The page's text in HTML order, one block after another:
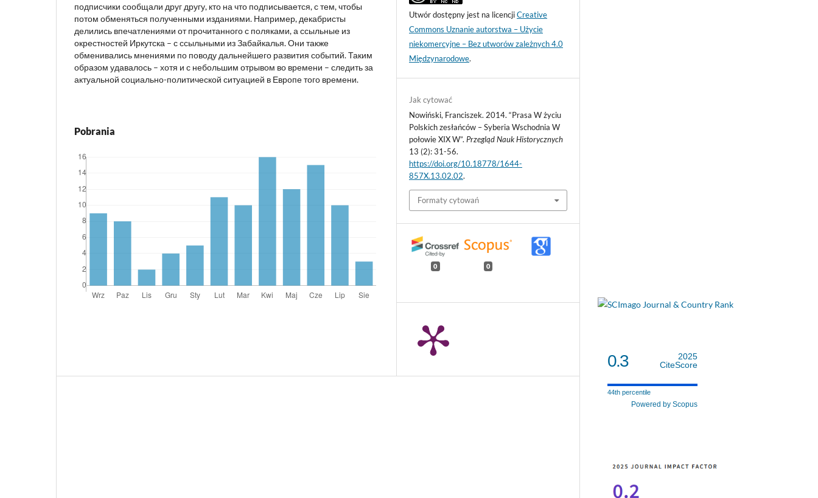
подписчики сообщали друг другу, кто на что подписывается, с тем, чтобы
потом обменяться полученными изданиями. Например, декабристы
делились впечатлениями от прочитанного с поляками, а ссыльные из
окрестностей Иркутска – с ссыльными из Забайкалья. Они также
обменивались мнениями по поводу дальнейшего развития событий. Таким
образом удавалось – хотя и с небольшим отрывом во времени – следить за
актуальной социально-политической ситуацией в Европе того времени.
Pobrania
Utwór dostępny jest na licencjiCreative
Commons Uznanie autorstwa – Użycie
niekomercyjne – Bez utworów zależnych 4.0
Międzynarodowe.
Jak cytować
Nowiński, Franciszek. 2014. “Prasa W życiu
Polskich zesłańców – Syberia Wschodnia W
połowie XIX W”. Przegląd Nauk Historycznych
13 (2): 31-56.
https://doi.org/10.18778/1644-
857X.13.02.02.
Formaty cytowań
0 0
0.3
2025
CiteScore
44th percentile
Powered by Scopus